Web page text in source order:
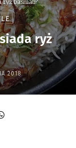
ryż basmati?
ryż
2018